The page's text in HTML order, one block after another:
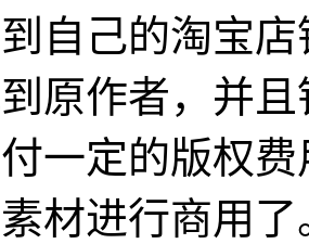
自己的淘宝
原作者，并
一定的版权
材进行商用了